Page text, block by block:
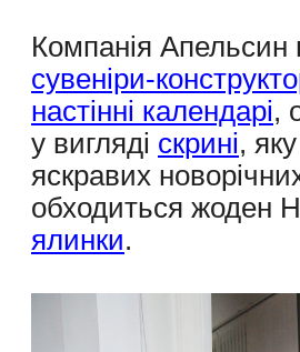
Компанія Апельсин
сувеніри-
настінні календарі,
у вигляді скрині,
яскравих
обходиться жоден
ялинки.